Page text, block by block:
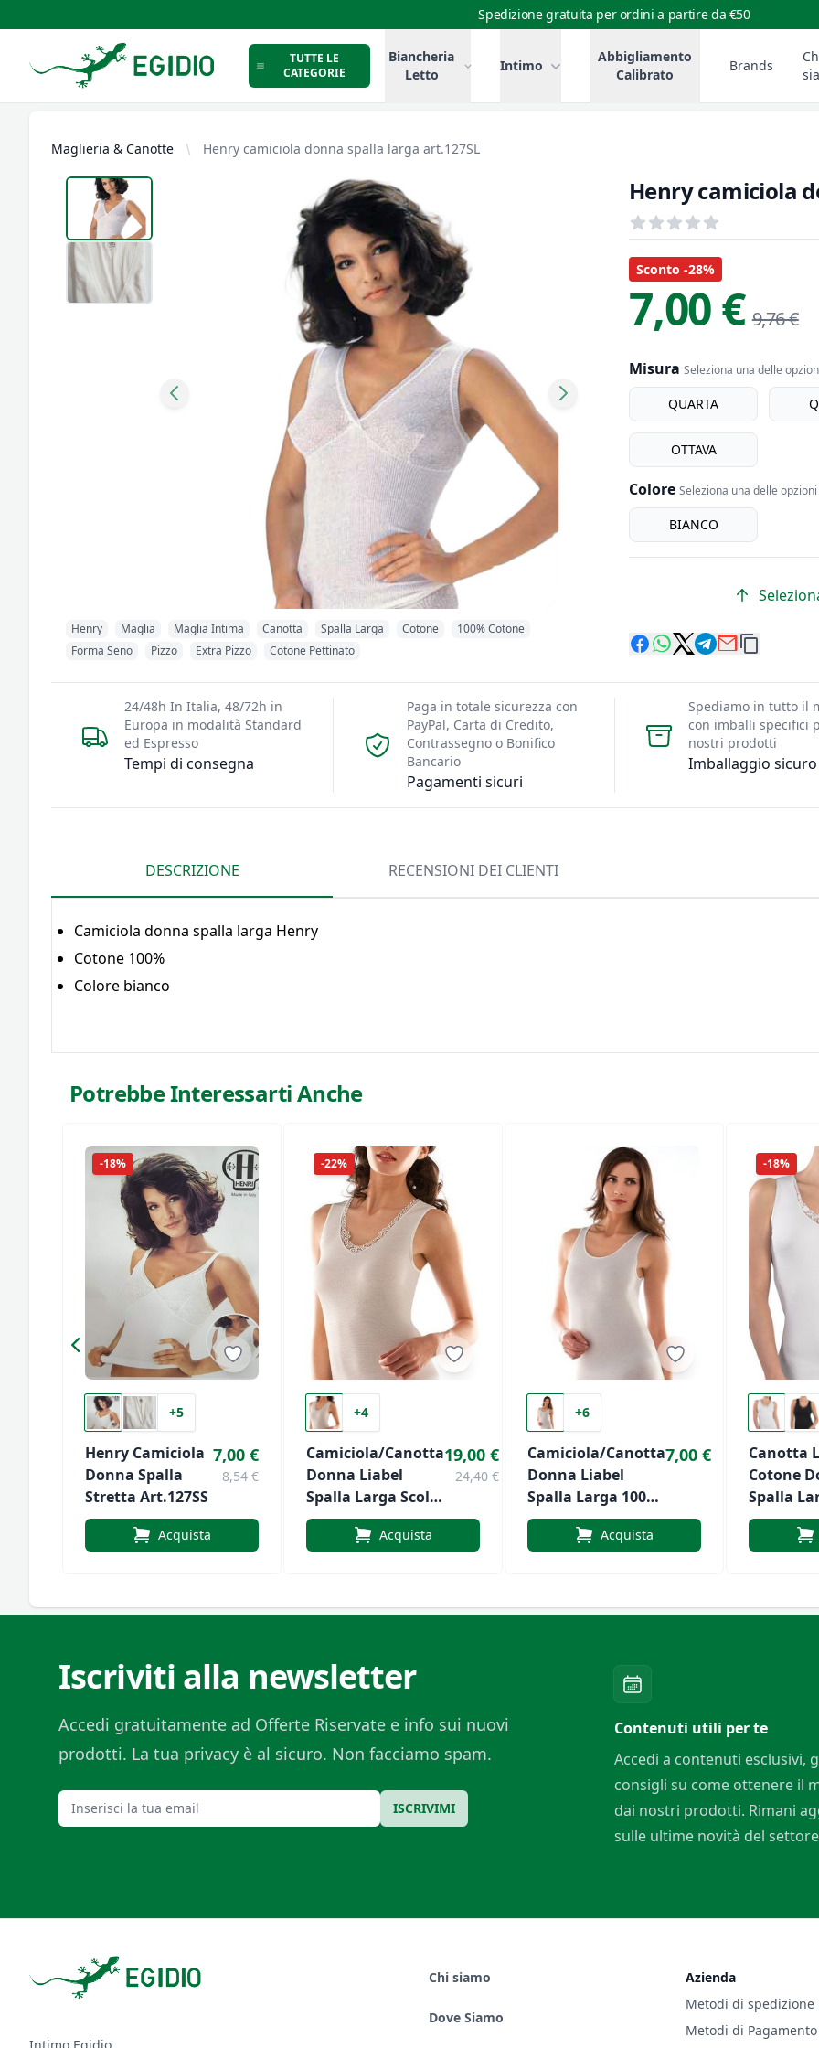
Spedizione gratuita per ordini a partire da €50
Intimo Egidio
TUTTE LE
CATEGORIE
Biancheria
Letto
Intimo
Abbigliamento
Calibrato
Brands
Maglieria & Canotte Henry camiciola donna spalla larga art.127SL
Henry Maglia Maglia Intima Canotta Spalla Larga Cotone
100% Cotone
Forma Seno
Pizzo Extra Pizzo Cotone Pettinato
Henry camiciola
Recensioni
out of 5 stars
Informazioni Prodotto
Descrizione riassuntiva
Sconto -28%
7,00 € 9,76 €
Misura Seleziona una delle
MisuraQUARTA
OTTAVA
Colore Seleziona una delle
ColoreBIANCO
Tempi di consegna
24/48h In Italia, 48/72h in
Europa in modalità Standard
ed Espresso
Pagamenti sicuri
Paga in totale sicurezza con
PayPal, Carta di Credito,
Contrassegno o Bonifico
Bancario
Imballaggio sicuro
Spediamo in tutto il
con imballi specifici
nostri prodotti
DESCRIZIONE RECENSIONI DEI CLIENTI
Camiciola donna spalla larga Henry
Cotone 100%
Colore bianco
Potrebbe Interessarti Anche
-18%
+5
Henry Camiciola
Donna Spalla
Stretta Art.127SS
7,00 €
8,54 €
Acquista
-22%
+4
Camiciola/Canotta
Donna Liabel
Spalla Larga Scollo
A V 100% Cotone
Sulla Pelle - Lana
19,00 €
24,40 €
Acquista
+6
Camiciola/Canotta
Donna Liabel
Spalla Larga 100%
Caldo Cotone
Art.0282816
7,00 €
Acquista
-18%
Canotta
Cotone
Spalla
Iscriviti alla newsletter
Accedi gratuitamente ad Offerte Riservate e info sui nuovi
prodotti. La tua privacy è al sicuro. Non facciamo spam.
Email ISCRIVIMI
Contenuti utili per te
Accedi a contenuti esclusivi,
consigli su come ottenere il
dai nostri prodotti. Rimani
sulle ultime novità del
Chi siamo
Dove Siamo
Azienda
Metodi di spedizione
Metodi di Pagamento